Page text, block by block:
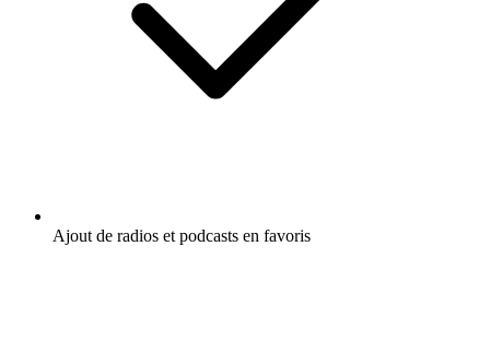
Ajout de radios et podcasts en favoris